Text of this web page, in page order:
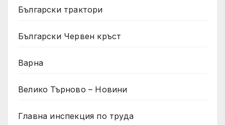
Български трактори
Български Червен кръст
Варна
Велико Търново – Новини
Главна инспекция по труда